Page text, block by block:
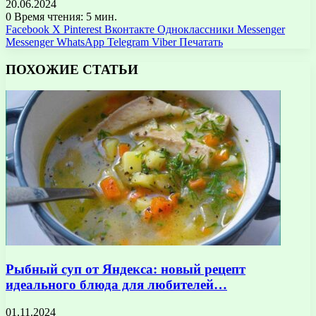
20.06.2024
0 Время чтения: 5 мин.
Facebook X Pinterest Вконтакте Одноклассники Messenger
Messenger WhatsApp Telegram Viber Печатать
ПОХОЖИЕ СТАТЬИ
Рыбный суп от Яндекса: новый рецепт
идеального блюда для любителей…
01.11.2024